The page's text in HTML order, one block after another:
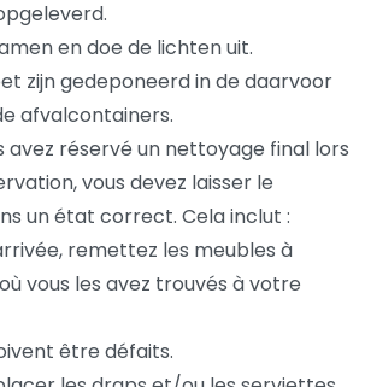
en doe de lichten uit.
zijn gedeponeerd in de daarvoor
afvalcontainers.
avez réservé un nettoyage final lors
vous devez laisser le
un état correct. Cela inclut :
remettez les meubles à
vous les avez trouvés à votre
être défaits.